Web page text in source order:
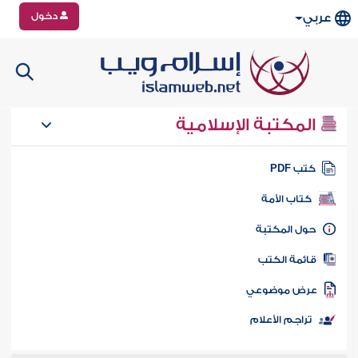
عربي دخول
المكتبة الإسلامية
كتب PDF
كتاب الأمة
المكتبة
الكتب
موضوعي